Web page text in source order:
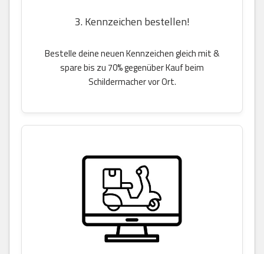
3. Kennzeichen bestellen!
Bestelle deine neuen Kennzeichen gleich mit &
spare bis zu 70% gegenüber Kauf beim
Schildermacher vor Ort.